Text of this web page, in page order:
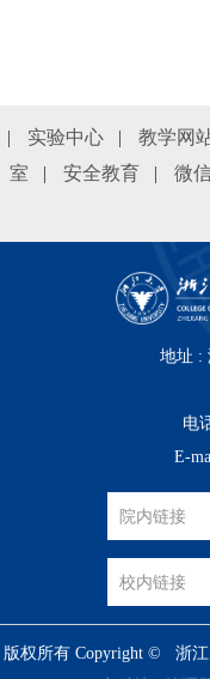
| 实验中心 | 教学网
室
| 安全教育 | 微
地址 :
电
E-
版权所有 Copyright © 浙